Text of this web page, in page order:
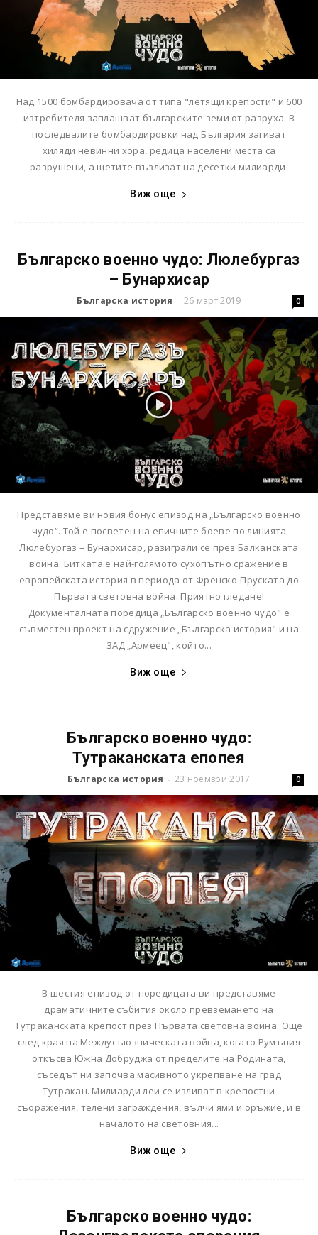
Над 1500 бомбардировача от типа "летящи крепости" и 600
изтребителя заплашват българските земи от разруха. В
последвалите бомбардировки над България загиват
хиляди невинни хора, редица населени места са
разрушени, а щетите възлизат на десетки милиарди.
Виж още
Българско военно чудо: Люлебургаз
– Бунархисар
Българска история - 26 март 2019 0
Представяме ви новия бонус епизод на „Българско военно
чудо“. Той е посветен на епичните боеве по линията
Люлебургаз – Бунархисар, разиграли се през Балканската
война. Битката е най-голямото сухопътно сражение в
европейската история в периода от Френско-Пруската до
Първата световна война. Приятно гледане!
Документалната поредица „Българско военно чудо" е
съвместен проект на сдружение „Българска история" и на
ЗАД „Армеец", който...
Виж още
Българско военно чудо:
Тутраканската епопея
Българска история - 23 ноември 2017 0
В шестия епизод от поредицата ви представяме
драматичните събития около превземането на
Тутраканската крепост през Първата световна война. Още
след края на Междусъюзническата война, когато Румъния
откъсва Южна Добруджа от пределите на Родината,
съседът ни започва масивното укрепване на град
Тутракан. Милиарди леи се изливат в крепостни
съоражения, телени заграждения, вълчи ями и оръжие, и в
началото на световния...
Виж още
Българско военно чудо: